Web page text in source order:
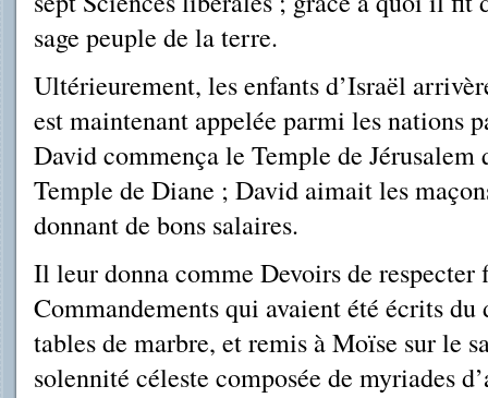
sage peuple de la terre.
Ultérieurement, les enfants d’Israël
est maintenant appelée parmi les nations
David commença le Temple de Jérusalem
Temple de Diane ; David aimait les
donnant de bons salaires.
Il leur donna comme Devoirs de
Commandements qui avaient été écrits
tables de marbre, et remis à Moïse sur le
solennité céleste composée de myriades